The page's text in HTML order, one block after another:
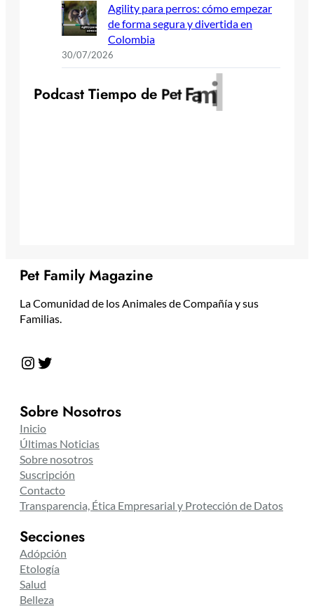
Agility para perros: cómo empezar
de forma segura y divertida en
Colombia
30/07/2026
Podcast Tiempo de PetFamil
Pet Family Magazine
La Comunidad de los Animales de Compañía y sus
Familias.
Instagram Twitter
Sobre Nosotros
Inicio
Últimas Noticias
Sobre nosotros
Suscripción
Contacto
Transparencia, Ética Empresarial y Protección de Datos
Secciones
Adópción
Etología
Salud
Belleza